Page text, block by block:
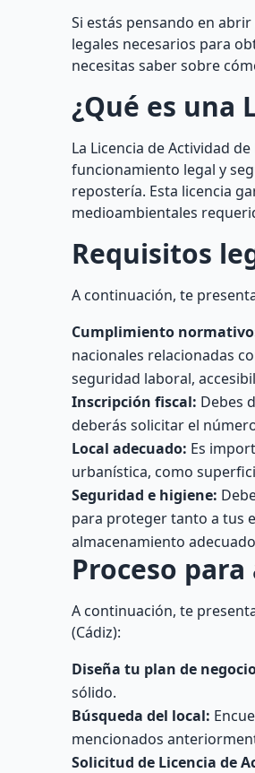
Si estás pensando en
legales necesarios para
necesitas saber sobre
¿Qué es una
La Licencia de Actividad
funcionamiento legal y
repostería. Esta licencia
medioambientales
Requisitos
A continuación, te
Cumplimiento
nacionales relacionadas
seguridad laboral,
Inscripción fiscal: Debes
deberás solicitar el
Local adecuado: Es
urbanística, como
Seguridad e higiene:
para proteger tanto a tus
almacenamiento
Proceso
A continuación, te
(Cádiz):
Diseña tu plan de
sólido.
Búsqueda del local:
mencionados
Solicitud de Licencia de